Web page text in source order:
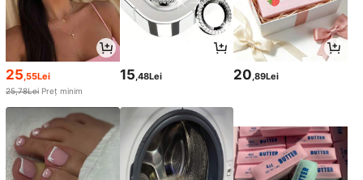
25,55Lei
25,78Lei Preț minim
15,48Lei 20,89Lei